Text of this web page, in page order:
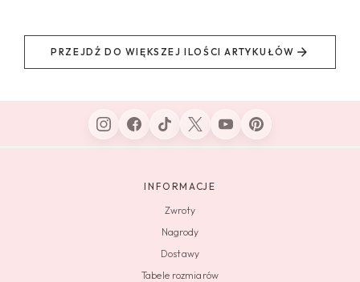
PRZEJDŹ DO WIĘKSZEJ ILOŚCI ARTYKUŁÓW
INFORMACJE
Zwroty
Nagrody
Dostawy
Tabele rozmiarów